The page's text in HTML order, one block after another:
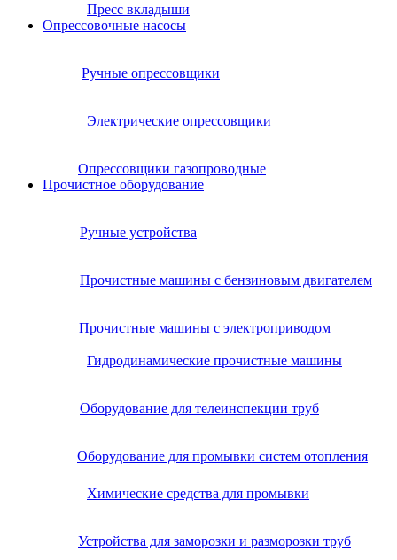
Пресс вкладыши
Опрессовочные насосы
Ручные опрессовщики
Электрические опрессовщики
Опрессовщики газопроводные
Прочистное оборудование
Ручные устройства
Прочистные машины с бензиновым двигателем
Прочистные машины с электроприводом
Гидродинамические прочистные машины
Оборудование для телеинспекции труб
Оборудование для промывки систем отопления
Химические средства для промывки
Устройства для заморозки и разморозки труб